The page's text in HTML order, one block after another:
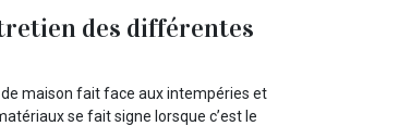
des différentes
maison fait face aux intempéries et
se fait signe lorsque c’est le